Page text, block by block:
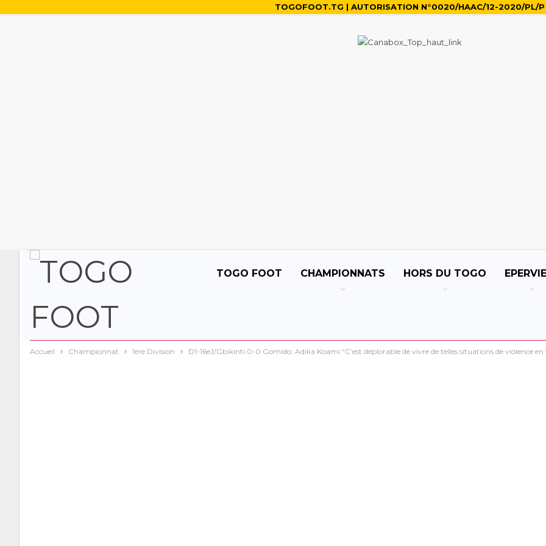
TOGOFOOT.TG | AUTORISATION N°0020/HAAC/12-2020/PL/P
TOGO FOOT CHAMPIONNATS HORS DU TOGO
Accueil Championnat 1ère Division D1-16eJ/Gbikinti 0-0 Gomido: Adika Koami “C’est déplorable de vivre de telles situations de violence en